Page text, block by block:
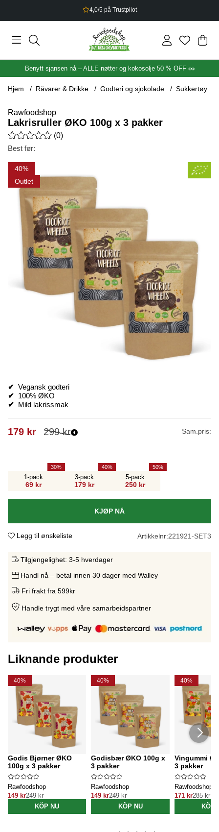
2,5% bonus på alt du handler
.
Benytt sjansen nå – ALLE nøtter og kokosolje 50 % OFF 🥜
Hjem Råvarer & Drikke Godteri og sjokolade Sukkertøy
Rawfoodshop
Lakrisruller ØKO 100g x 3 pakker
Gjennomsnittlig rangering 0 av 5 Antall vurderinger 0
(0)
Best før:
40
Outlet
Produktbilder Lakrisruller ØKO 100g x 3 pakker
✔ Vegansk godteri
✔ 100% ØKO
✔ Mild lakrissmak
299kr
179 kr Sam.pris:
1-pack
69 kr
30
3-pack
179 kr
40
5-pack
250 kr
50
KJØP NÅ
Legg til ønskeliste Artikkelnr:221921-SET3
Tilgjengelighet: 3-5 hverdager
Handl nå – betal innen 30 dager med Walley
Fri frakt fra 599kr
Handle trygt med våre samarbeidspartner
Liknande produkter
40%
Godis Bjørner ØKO
100g x 3 pakker
Rawfoodshop
149 kr249 kr
KÖP NU
40%
Godisbær ØKO 100g x
3 pakker
Rawfoodshop
149 kr249 kr
KÖP NU
40%
Vingummi
3 pakker
Rawfoodshop
171 kr285 kr
KÖP